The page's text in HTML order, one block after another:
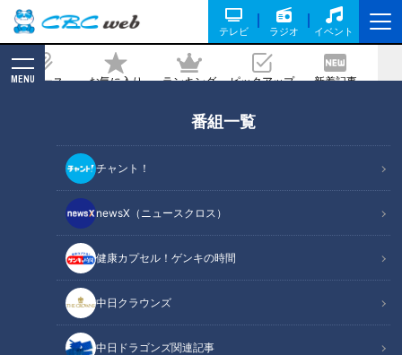
テレビ ラジオ イベント
ニュース お気に入り ランキング ピックアップ 新着記事
MENU
番組一覧
チャント！
newsX（ニュースクロス）
健康カプセル！ゲンキの時間
中日クラウンズ
中日ドラゴンズ関連記事
戦』展 松坂屋名古屋店で開催！ハイキュ
ー!!大好き小川アナがファン目線で体験
レポート！
2025/07/30 11:18